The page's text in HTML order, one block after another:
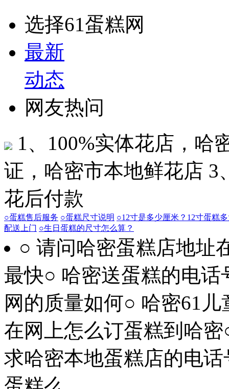
选择61蛋糕网
最新
动态
网友热问
1、100%实体花店，哈
证，哈密市本地鲜花店 3
花后付款
○蛋糕售后服务 ○蛋糕尺寸说明 ○12寸是多少厘米？12寸蛋糕
配送上门 ○生日蛋糕的尺寸怎么算？
○ 请问哈密蛋糕店地址
最快○ 哈密送蛋糕的电话
网的质量如何○ 哈密61
在网上怎么订蛋糕到哈密
求哈密本地蛋糕店的电话